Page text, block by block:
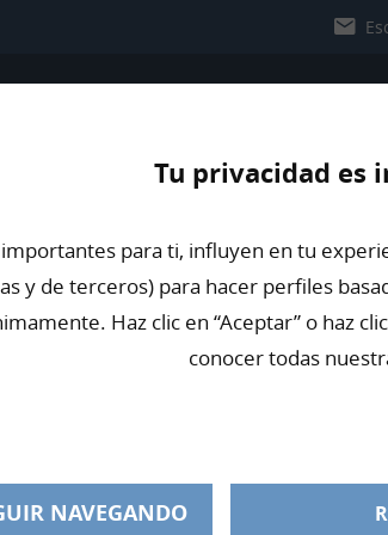
policiales y su cancelación
Tu privacidad es
para ti, influyen en tu
y de terceros) para hacer perfiles
Haz clic en “Aceptar” o haz
conocer todas
NAVEGANDO